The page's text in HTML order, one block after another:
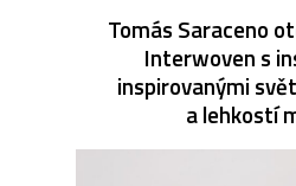
Tomás Saraceno
Interwoven s
inspirovanými
a lehkostí